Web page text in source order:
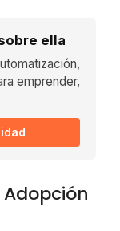
ella
emprender,
Adopción